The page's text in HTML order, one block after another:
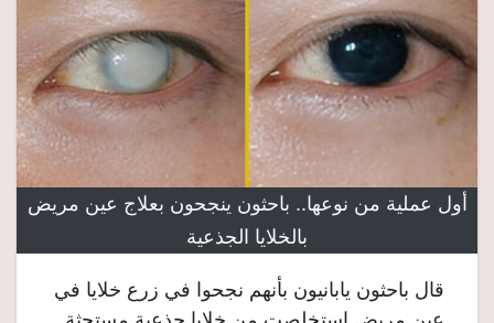
أول عملية من نوعها.. باحثون ينجحون بعلاج عين مريض
بالخلايا الجذعية
قال باحثون يابانيون بأنهم نجحوا في زرع خلايا في